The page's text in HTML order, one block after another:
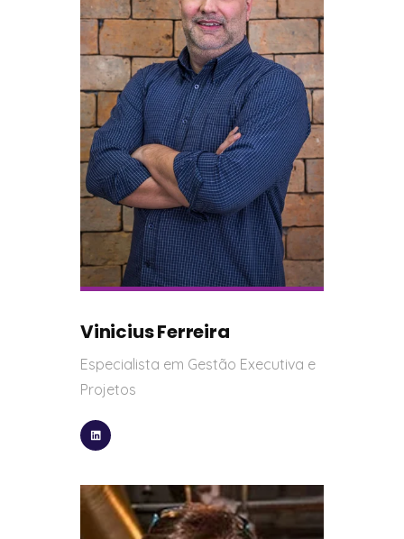
Vinicius Ferreira
Especialista em Gestão Executiva e
Projetos